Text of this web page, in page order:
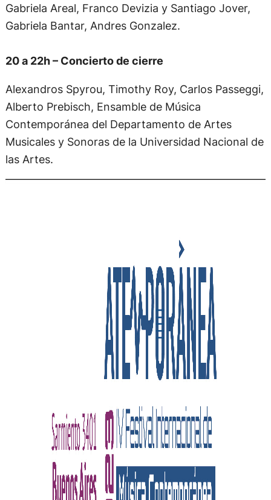
Gabriela Areal, Franco Devizia y Santiago Jover,
Gabriela Bantar, Andres Gonzalez.
20 a 22h – Concierto de cierre
Alexandros Spyrou, Timothy Roy, Carlos Passeggi,
Alberto Prebisch, Ensamble de Música
Contemporánea del Departamento de Artes
Musicales y Sonoras de la Universidad Nacional de
las Artes.